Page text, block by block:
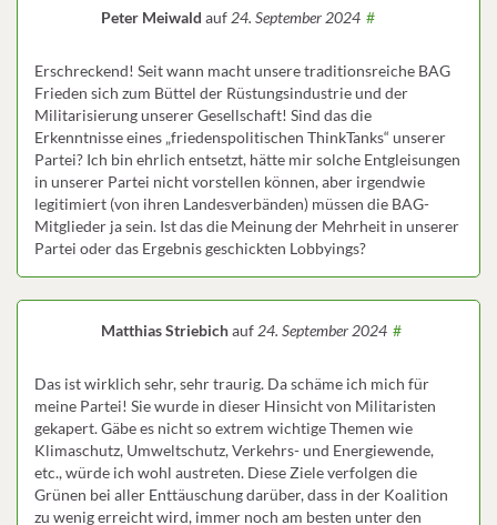
Peter Meiwald auf 24. September 2024 #
Erschreckend! Seit wann macht unsere traditionsreiche BAG
Frieden sich zum Büttel der Rüstungsindustrie und der
Militarisierung unserer Gesellschaft! Sind das die
Erkenntnisse eines „friedenspolitischen ThinkTanks“ unserer
Partei? Ich bin ehrlich entsetzt, hätte mir solche Entgleisungen
in unserer Partei nicht vorstellen können, aber irgendwie
legitimiert (von ihren Landesverbänden) müssen die BAG-
Mitglieder ja sein. Ist das die Meinung der Mehrheit in unserer
Partei oder das Ergebnis geschickten Lobbyings?
Matthias Striebichauf 24. September 2024 #
Das ist wirklich sehr, sehr traurig. Da schäme ich mich für
meine Partei! Sie wurde in dieser Hinsicht von Militaristen
gekapert. Gäbe es nicht so extrem wichtige Themen wie
Klimaschutz, Umweltschutz, Verkehrs- und Energiewende,
etc., würde ich wohl austreten. Diese Ziele verfolgen die
Grünen bei aller Enttäuschung darüber, dass in der Koalition
zu wenig erreicht wird, immer noch am besten unter den